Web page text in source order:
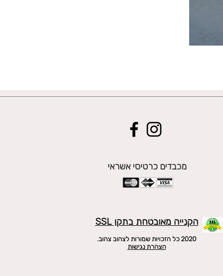
מכבדים כרטיסי אשראי
הקנייה מאובטחת בתקן SSL
2020 כל הזכויות שמורות לצהוב צהוב.
הצהרת נגישות